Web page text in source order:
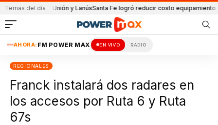
Temas del día
de Unión y LanúsSanta Fe logró reducir costo equipamiento
AHORA: FM POWER MAX EN VIVO RADIO
REGIONALES
Franck instalará dos radares en
los accesos por Ruta 6 y Ruta
67s